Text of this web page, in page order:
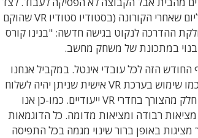
פיתוח קורסי VR נוספים ליום שאחרי הקורונה (בסטודיו סטודיו VR שהוקם
ההדרכה לנקוט בגישה חדשה: "בנינו קורס
בנוי במתכונת של משחק מחשב.
החודש הזה לכל עובדי אינטל. במקביל אנחנו
בודקים רעיונות נוספים, כמו שימוש בערכת VR אישית שניתן יהיה לשלוח
לבתי העובדים, שתחליף חלק מהצורך בחדרי VR ייעודיים. כמו-כן אנו
מציאות רבודה ומציאות מדומה. כל הדוגמאות
באופן ברור שינוי מגמה בכל התפיסה